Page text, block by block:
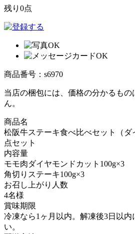
残り0点
商品番号：s6970
当店の梱包には、価格の分かるも
ん。
商品名
松阪牛ステーキ食べ比べセット（ダ
点セット
内容量
モモ肉ダイヤモンドカット100g×3
角切りステーキ100g×3
お召し上がり人数
4名様
賞味期限
冷凍なら1ヶ月以内。解凍後3日以内
い。